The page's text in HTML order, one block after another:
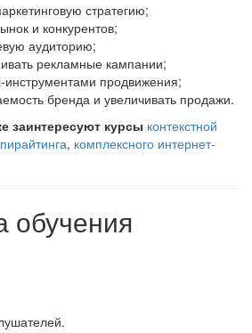
стратегию;
и конкурентов;
аудиторию;
рекламные кампании;
инструментами продвижения;
бренда и увеличивать продажи.
заинтересуют курсы контекстной
, комплексного интернет-
обучения